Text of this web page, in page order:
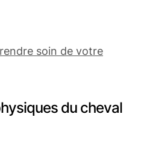
soin de votre
du cheval